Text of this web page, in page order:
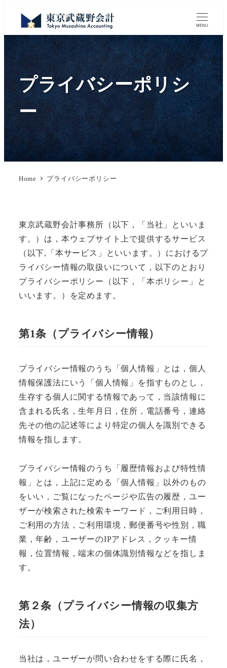
MENU
プライバシーポリシ
ー
Home プライバシーポリシー
東京武蔵野会計事務所（以下，「当社」といいま
す。）は，本ウェブサイト上で提供するサービス
（以下,「本サービス」といいます。）におけるプ
ライバシー情報の取扱いについて，以下のとおり
プライバシーポリシー（以下，「本ポリシー」と
いいます。）を定めます。
第1条（プライバシー情報）
プライバシー情報のうち「個人情報」とは，個人
情報保護法にいう「個人情報」を指すものとし，
生存する個人に関する情報であって，当該情報に
含まれる氏名，生年月日，住所，電話番号，連絡
先その他の記述等により特定の個人を識別できる
情報を指します。
プライバシー情報のうち「履歴情報および特性情
報」とは，上記に定める「個人情報」以外のもの
をいい，ご覧になったページや広告の履歴，ユー
ザーが検索された検索キーワード，ご利用日時，
ご利用の方法，ご利用環境，郵便番号や性別，職
業，年齢，ユーザーのIPアドレス，クッキー情
報，位置情報，端末の個体識別情報などを指しま
す。
第２条（プライバシー情報の収集方
法）
当社は，ユーザーが問い合わせをする際に氏名，